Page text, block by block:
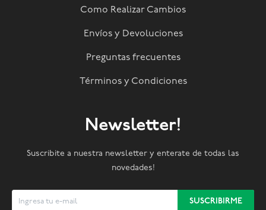
Como Realizar Cambios
Envíos y Devoluciones
Preguntas frecuentes
Términos y Condiciones
Newsletter!
Suscribite a nuestra newsletter y enterate de todas las
novedades!
SUSCRIBIRME